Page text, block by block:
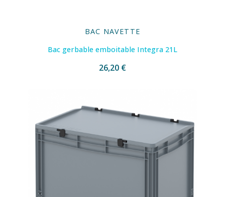
BAC NAVETTE
Bac gerbable emboitable Integra 21L
26,20 €